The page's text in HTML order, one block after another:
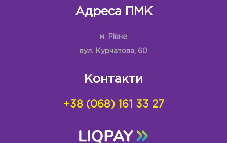
Адреса ПМК
м. Рівне
вул. Курчатова, 60
Контакти
+38 (068) 161 33 27